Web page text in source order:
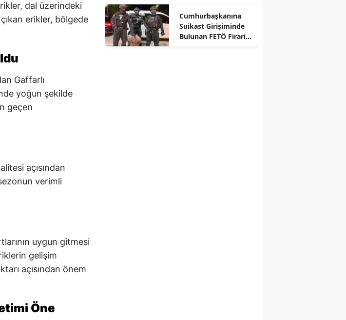
dal üzerindeki
erikler, bölgede
Gaffarlı
yoğun şekilde
geçen
açısından
verimli
uygun gitmesi
gelişim
açısından önem
Öne
Cumhurbaşkanına
Suikast Girişiminde
Bulunan FETÖ Firarisi